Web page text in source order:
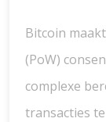
Bitcoin
(PoW)
complexe
transacties